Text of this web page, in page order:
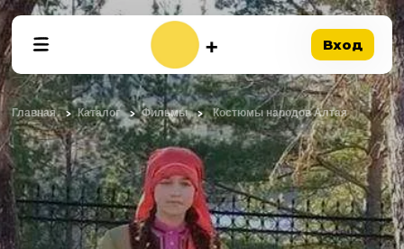
Вход
Главная Каталог Фильмы Костюмы народов Алтая